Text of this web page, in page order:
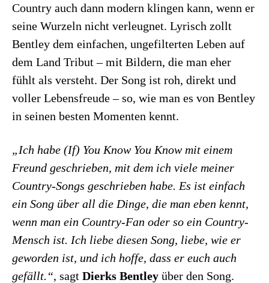
Country auch dann modern klingen kann, wenn er
seine Wurzeln nicht verleugnet. Lyrisch zollt
Bentley dem einfachen, ungefilterten Leben auf
dem Land Tribut – mit Bildern, die man eher
fühlt als versteht. Der Song ist roh, direkt und
voller Lebensfreude – so, wie man es von Bentley
in seinen besten Momenten kennt.
„Ich habe (If) You Know You Know mit einem
Freund geschrieben, mit dem ich viele meiner
Country-Songs geschrieben habe. Es ist einfach
ein Song über all die Dinge, die man eben kennt,
wenn man ein Country-Fan oder so ein Country-
Mensch ist. Ich liebe diesen Song, liebe, wie er
geworden ist, und ich hoffe, dass er euch auch
gefällt.“, sagt Dierks Bentley über den Song.